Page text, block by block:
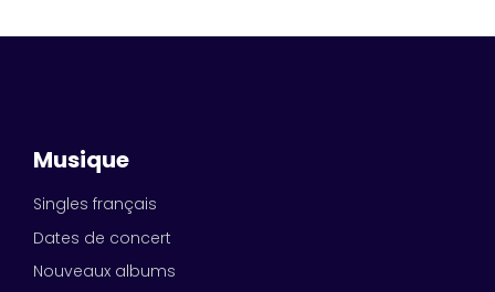
Musique
Singles français
Dates de concert
Nouveaux albums